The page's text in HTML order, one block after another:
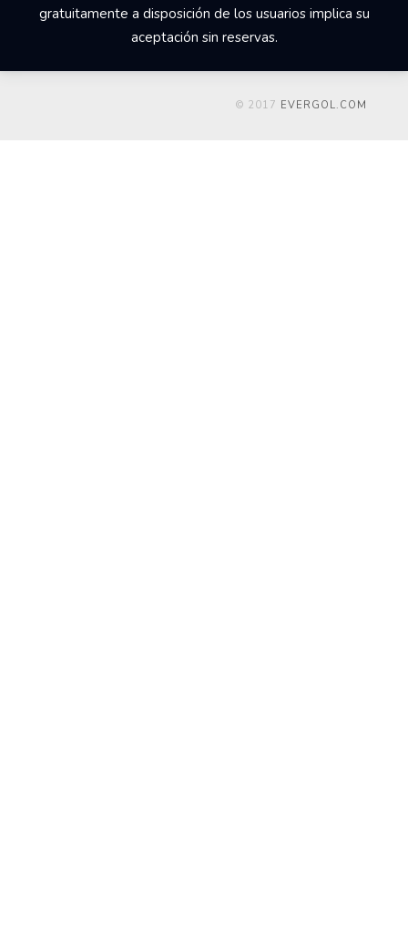
gratuitamente a disposición de los usuarios implica su
aceptación sin reservas.
© 2017 EVERGOL.COM